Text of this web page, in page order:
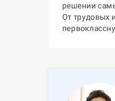
решении
От трудовых